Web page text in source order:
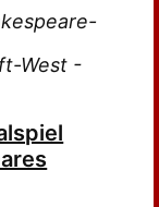
West -